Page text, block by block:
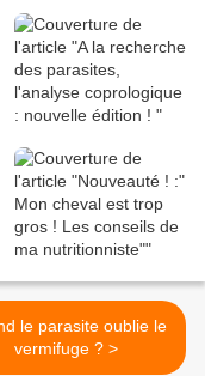
le parasite oublie le
vermifuge ? >